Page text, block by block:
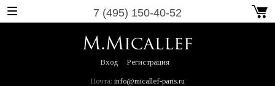
7 (495) 150-40-52
Вход Регистрация
Почта: info@micallef-paris.ru